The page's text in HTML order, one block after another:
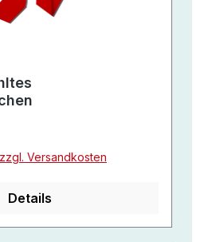
Versandkosten
Details